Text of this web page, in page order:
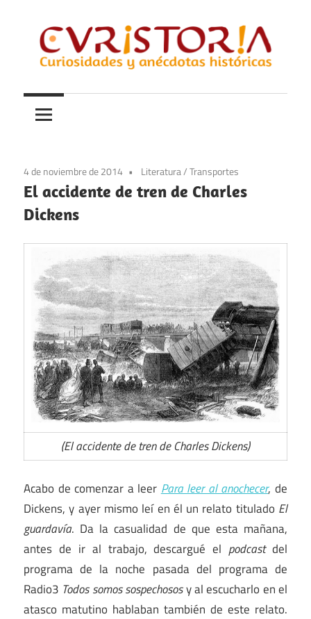
contenido
Curistoria
y
anécdotas
historia
4 de noviembre de 2014 Literatura/Transportes
El accidente de tren de Charles
Dickens
(El accidente de tren de Charles Dickens)
Acabo de comenzar a leer Para leer al anochecer, de
Dickens, y ayer mismo leí en él un relato titulado El
guardavía. Da la casualidad de que esta mañana,
antes de ir al trabajo, descargué el podcastdel
programa de la noche pasada del programa de
Radio3 Todos somos sospechososy al escucharlo en el
atasco matutino hablaban también de este relato.